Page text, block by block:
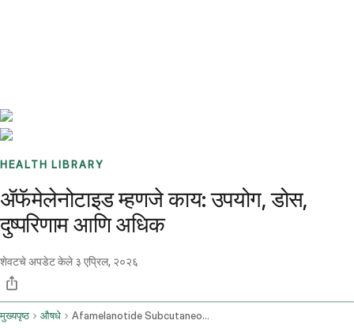
HEALTH LIBRARY
ॲफॅमेलेनोटाइड म्हणजे काय: उपयोग, डोस,
दुष्परिणाम आणि अधिक
शेवटचे अपडेट केले ३ एप्रिल, २०२६
मुख्यपृष्ठ औषधे Afamelanotide Subcutaneous Route